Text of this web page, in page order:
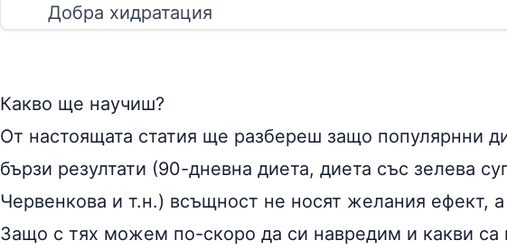
Добра хидратация
Какво ще научиш?
Oт настоящата статия ще разбереш защо популярнни
бързи резултати (90-дневна диета, диета със зелева
Червенкова и т.н.) всъщност не носят желания ефект, а
Защо с тях можем по-скоро да си навредим и какви са